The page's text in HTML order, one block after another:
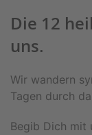
Die 12
uns.
Wir wandern
Tagen durch
Begib Dich mit